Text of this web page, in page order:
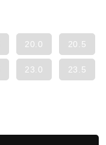
20.0 20.5
23.0 23.5